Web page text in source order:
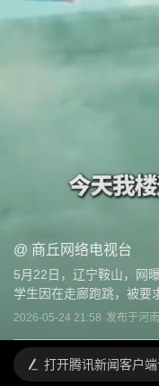
@ 商丘网络电视台
5月22日，辽宁鞍山，网
学生因在走廊跑跳，被要
2026-05-24 21:58 发布于河南
打开腾讯新闻客户